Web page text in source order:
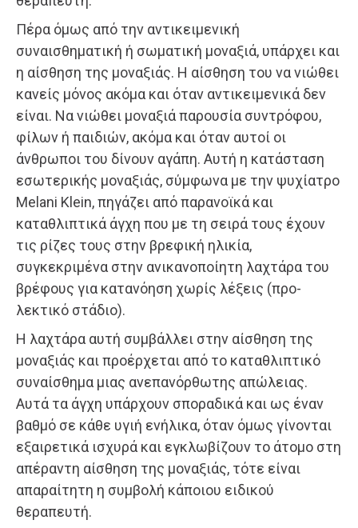
Πέρα όμως από την αντικειμενική
συναισθηματική ή σωματική μοναξιά, υπάρχει και
η αίσθηση της μοναξιάς. Η αίσθηση του να νιώθει
κανείς μόνος ακόμα και όταν αντικειμενικά δεν
είναι. Να νιώθει μοναξιά παρουσία συντρόφου,
φίλων ή παιδιών, ακόμα και όταν αυτοί οι
άνθρωποι του δίνουν αγάπη. Αυτή η κατάσταση
εσωτερικής μοναξιάς, σύμφωνα με την ψυχίατρο
Melani Klein, πηγάζει από παρανοϊκά και
καταθλιπτικά άγχη που με τη σειρά τους έχουν
τις ρίζες τους στην βρεφική ηλικία,
συγκεκριμένα στην ανικανοποίητη λαχτάρα του
βρέφους για κατανόηση χωρίς λέξεις (προ-
λεκτικό στάδιο).
Η λαχτάρα αυτή συμβάλλει στην αίσθηση της
μοναξιάς και προέρχεται από το καταθλιπτικό
συναίσθημα μιας ανεπανόρθωτης απώλειας.
Αυτά τα άγχη υπάρχουν σποραδικά και ως έναν
βαθμό σε κάθε υγιή ενήλικα, όταν όμως γίνονται
εξαιρετικά ισχυρά και εγκλωβίζουν το άτομο στη
απέραντη αίσθηση της μοναξιάς, τότε είναι
απαραίτητη η συμβολή κάποιου ειδικού
θεραπευτή.